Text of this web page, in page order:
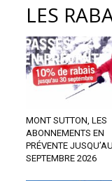
LES
MONT SUTTON, LES
ABONNEMENTS EN
PRÉVENTE
SEPTEMBRE 2026